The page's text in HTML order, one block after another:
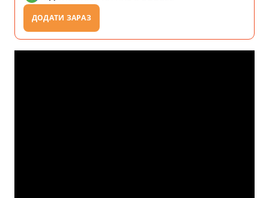
ДОДАТИ ЗАРАЗ